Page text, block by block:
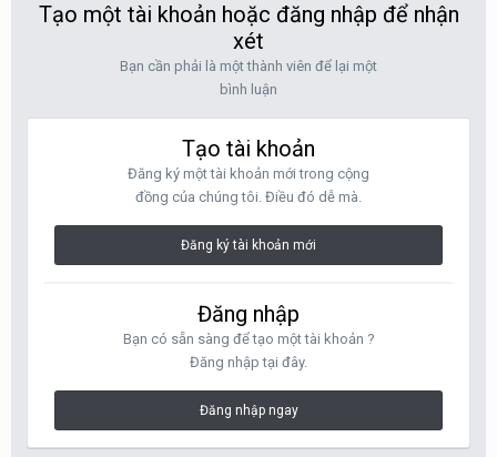
Tạo một tài khoản hoặc đăng nhập để nhận
xét
Bạn cần phải là một thành viên để lại một
bình luận
Tạo tài khoản
Đăng ký một tài khoản mới trong cộng
đồng của chúng tôi. Điều đó dễ mà.
Đăng ký tài khoản mới
Đăng nhập
Bạn có sẵn sàng để tạo một tài khoản ?
Đăng nhập tại đây.
Đăng nhập ngay